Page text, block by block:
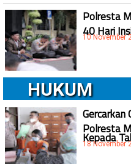
Polresta
40 Hari
10 November
HUKUM
Gercarkan
Polresta
Kepada
18 November